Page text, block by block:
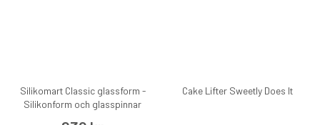
Silikomart Classic glassform -
Silikonform och glasspinnar
Cake Lifter Sweetly Does It